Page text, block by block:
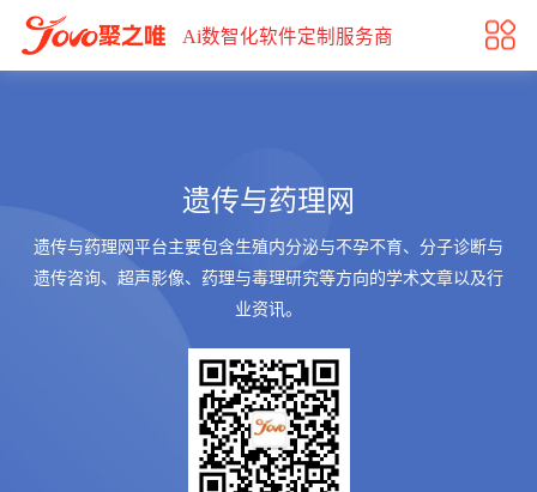
遗传与药理网
Ai数智化软件定制服务商
遗传与药理网
遗传与药理网平台主要包含生殖内分泌与不孕不育、分子诊断与
遗传咨询、超声影像、药理与毒理研究等方向的学术文章以及行
业资讯。